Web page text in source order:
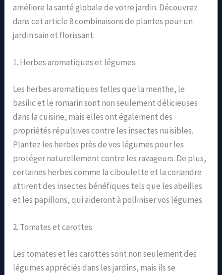
améliore la santé globale de votre jardin. Découvrez
dans cet article 8 combinaisons de plantes pour un
jardin sain et florissant.
1. Herbes aromatiques et légumes
Les herbes aromatiques telles que la menthe, le
basilic et le romarin sont non seulement délicieuses
dans la cuisine, mais elles ont également des
propriétés répulsives contre les insectes nuisibles.
Plantez les herbes près de vos légumes pour les
protéger naturellement contre les ravageurs. De plus,
certaines herbes comme la ciboulette et la coriandre
attirent des insectes bénéfiques tels que les abeilles
et les papillons, qui aideront à polliniser vos légumes.
2. Tomates et carottes
Les tomates et les carottes sont non seulement des
légumes appréciés dans les jardins, mais ils se